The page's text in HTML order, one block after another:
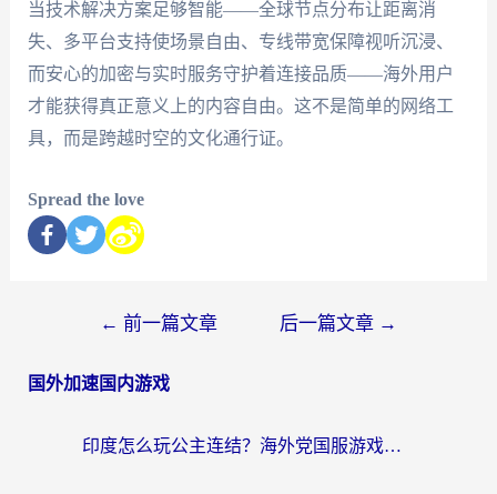
当技术解决方案足够智能——全球节点分布让距离消
失、多平台支持使场景自由、专线带宽保障视听沉浸、
而安心的加密与实时服务守护着连接品质——海外用户
才能获得真正意义上的内容自由。这不是简单的网络工
具，而是跨越时空的文化通行证。
Spread the love
← 前一篇文章 后一篇文章 →
国外加速国内游戏
印度怎么玩公主连结？海外党国服游戏加速终极指南（附仙境传说RO重生细胞优化技巧）